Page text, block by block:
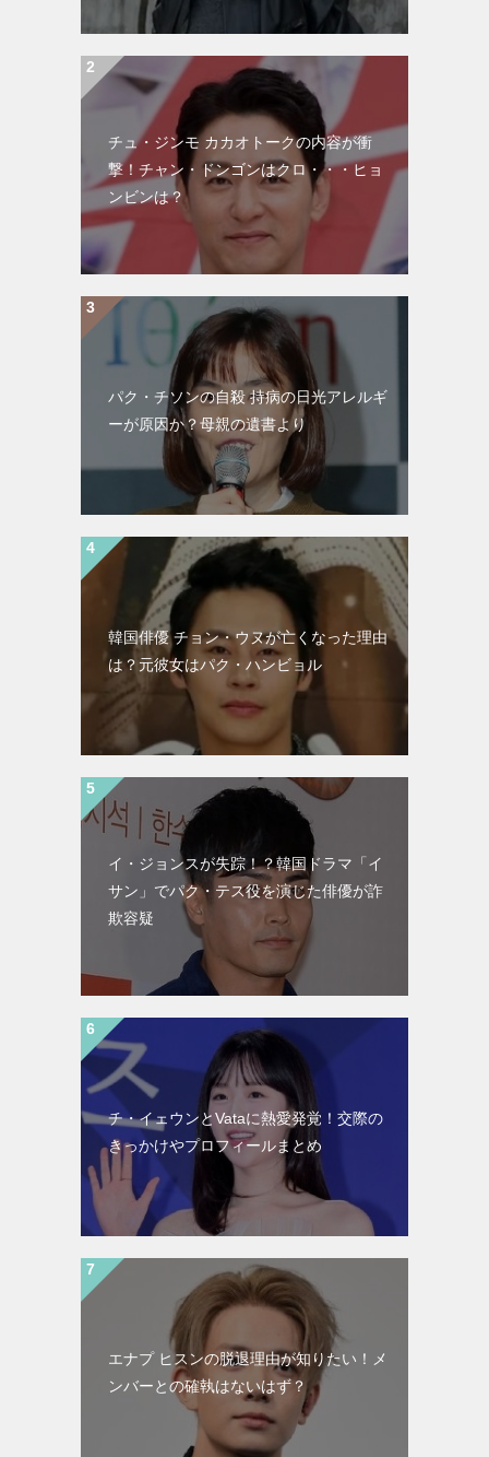
チュ・ジンモ カカオトークの内容が衝
撃！チャン・ドンゴンはクロ・・・ヒョ
ンビンは？
パク・チソンの自殺 持病の日光アレルギ
ーが原因か？母親の遺書より
韓国俳優 チョン・ウヌが亡くなった理由
は？元彼女はパク・ハンビョル
イ・ジョンスが失踪！？韓国ドラマ「イ
サン」でパク・テス役を演じた俳優が詐
欺容疑
チ・イェウンとVataに熱愛発覚！交際の
きっかけやプロフィールまとめ
エナプ ヒスンの脱退理由が知りたい！メ
ンバーとの確執はないはず？